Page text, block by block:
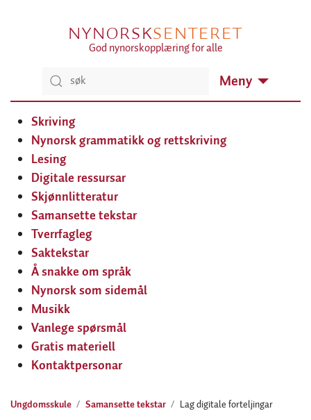
NYNORSKSENTERET
God nynorskopplæring for alle
Meny
Skriving
Nynorsk grammatikk og rettskriving
Lesing
Digitale ressursar
Skjønnlitteratur
Samansette tekstar
Tverrfagleg
Saktekstar
Å snakke om språk
Nynorsk som sidemål
Musikk
Vanlege spørsmål
Gratis materiell
Kontaktpersonar
Ungdomsskule Samansette tekstar Lag digitale forteljingar